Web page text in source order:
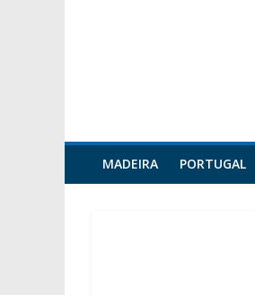
MADEIRA PORTUGAL